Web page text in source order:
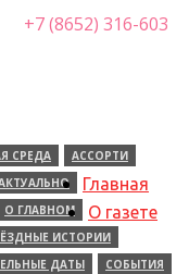
+7 (8652) 316-603
СРЕДА
АССОРТИ
О ГЛАВНОМ
ИСТОРИИ
ДАТЫ
СОБЫТИЯ
Главная
О газете